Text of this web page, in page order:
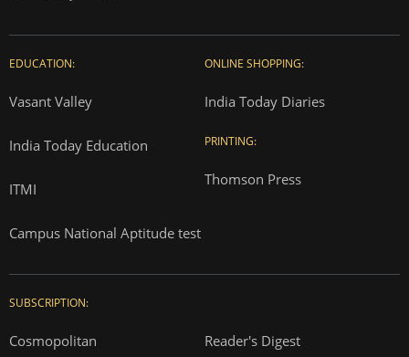
EDUCATION:
Vasant Valley
India Today Education
ITMI
Campus National Aptitude test
ONLINE SHOPPING:
India Today Diaries
PRINTING:
Thomson Press
SUBSCRIPTION:
Cosmopolitan Reader's Digest